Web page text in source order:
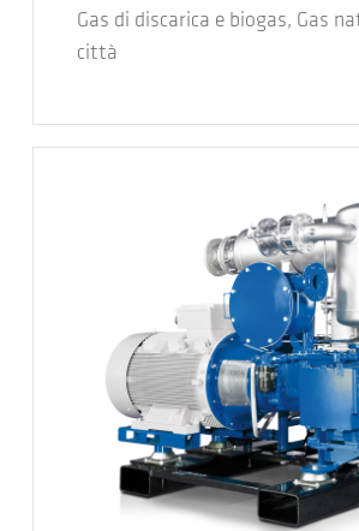
Gas di discarica e biogas, Gas
città